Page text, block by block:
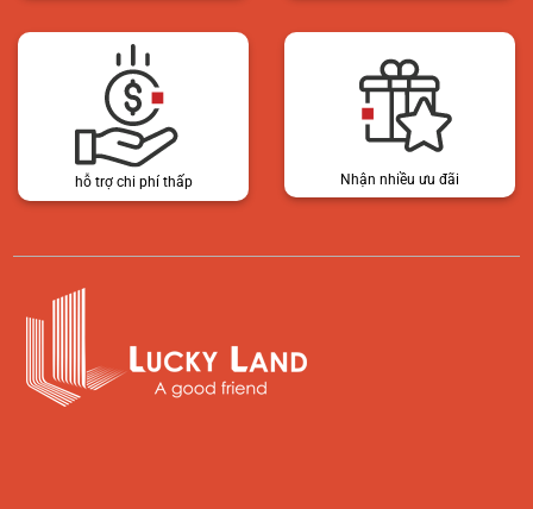
hỗ trợ chi phí thấp Nhận nhiều ưu đãi